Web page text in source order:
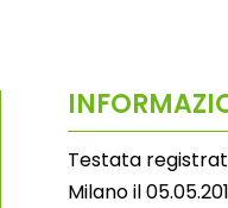
Testata
Milano il